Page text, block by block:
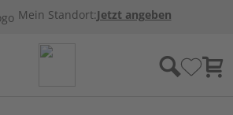
Mein Standort:Jetzt angeben